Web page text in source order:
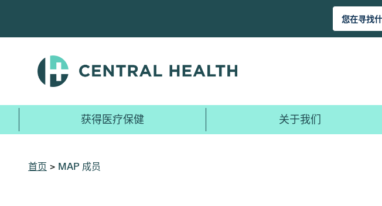
主
获得医疗保健 关于我们
首页 > MAP 成员